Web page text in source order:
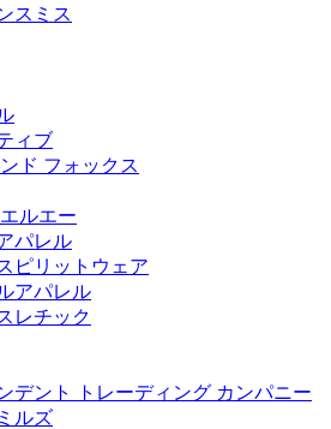
スミス
ィブ
ド フォックス
ルエー
パレル
ピリットウェア
アパレル
レチック
デント トレーディング カンパニー
ルズ